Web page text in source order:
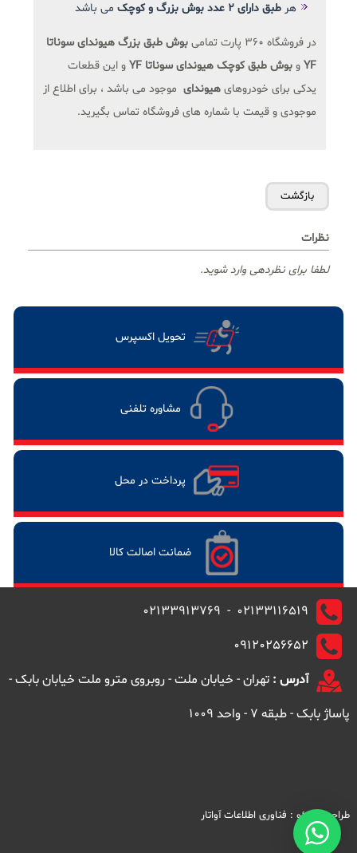
هرطبق دارای ۲ عدد بوش بزرگ و کوچک می باشد
در فروشگاه 360 پارت تمامی
بوش طبق بزرگ هیوندای سوناتا
YFو بوش طبق کوچک هیوندای سوناتا YF
و این قطعات
یدکی برای خودروهای هیوندای موجود می باشد ، برای اطلاع از
موجودی و قیمت با شماره های فروشگاه تماس بگیرید.
نظرات
لطفا برای نظردهی وارد شوید.
تحویل اکسپرس
مشاوره تلفنی
پرداخت در محل
ضمانت اصالت کالا
02133116519 - 02133913769
09120256652
آدرس : تهران - خیابان ملت - روبروی مترو ملت خیابان بابک -
پاساژ بابک - طبقه 7 - واحد 1009
طراحی و سئو : فناوری اطلاعات آواتار